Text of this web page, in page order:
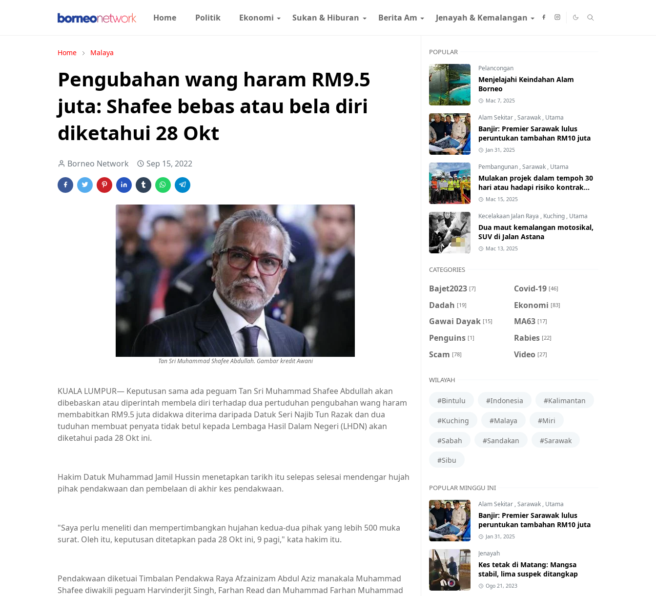
Home Politik Ekonomi Sukan & Hiburan Berita Am Jenayah & Kemalangan
Home Malaya
Pengubahan wang haram RM9.5
juta: Shafee bebas atau bela diri
diketahui 28 Okt
Borneo Network Sep 15, 2022
Tan Sri Muhammad Shafee Abdullah. Gambar kredit Awani
KUALA LUMPUR— Keputusan sama ada peguam Tan Sri Muhammad Shafee Abdullah akan
dibebaskan atau diperintah membela diri terhadap dua pertuduhan pengubahan wang haram
membabitkan RM9.5 juta didakwa diterima daripada Datuk Seri Najib Tun Razak dan dua
tuduhan membuat penyata tidak betul kepada Lembaga Hasil Dalam Negeri (LHDN) akan
diketahui pada 28 Okt ini.
Hakim Datuk Muhammad Jamil Hussin menetapkan tarikh itu selepas selesai mendengar hujah
pihak pendakwaan dan pembelaan di akhir kes pendakwaan.
"Saya perlu meneliti dan mempertimbangkan hujahan kedua-dua pihak yang lebih 500 muka
surat. Oleh itu, keputusan ditetapkan pada 28 Okt ini, 9 pagi," kata hakim itu.
Pendakwaan diketuai Timbalan Pendakwa Raya Afzainizam Abdul Aziz manakala Muhammad
Shafee diwakili peguam Harvinderjit Singh, Farhan Read dan Muhammad Farhan Muhammad
POPULAR
Pelancongan
Menjelajahi Keindahan Alam
Borneo
Mac 7, 2025
Alam Sekitar ,Sarawak , Utama
Banjir: Premier Sarawak lulus
peruntukan tambahan RM10 juta
Jan 31, 2025
Pembangunan ,Sarawak , Utama
Mulakan projek dalam tempoh 30
hari atau hadapi risiko kontrak
ditamatkan
Mac 15, 2025
Kecelakaan Jalan Raya , Kuching , Utama
Dua maut kemalangan motosikal,
SUV di Jalan Astana
Mac 13, 2025
CATEGORIES
Bajet2023 [7] Covid-19 [46]
Dadah [19] Ekonomi [83]
Gawai Dayak [15] MA63 [17]
Penguins [1] Rabies [22]
Scam [78] Video [27]
WILAYAH
#Bintulu #Indonesia #Kalimantan
#Kuching #Malaya #Miri
#Sabah #Sandakan #Sarawak
#Sibu
POPULAR MINGGU INI
Alam Sekitar ,Sarawak , Utama
Banjir: Premier Sarawak lulus
peruntukan tambahan RM10 juta
Jan 31, 2025
Jenayah
Kes tetak di Matang: Mangsa
stabil, lima suspek ditangkap
Ogo 21, 2023